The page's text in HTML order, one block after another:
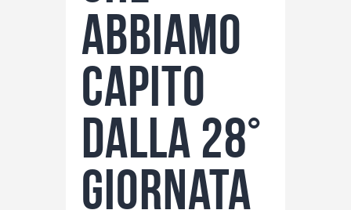
Serie A
abbiamo
capito
dalla 28°
giornata